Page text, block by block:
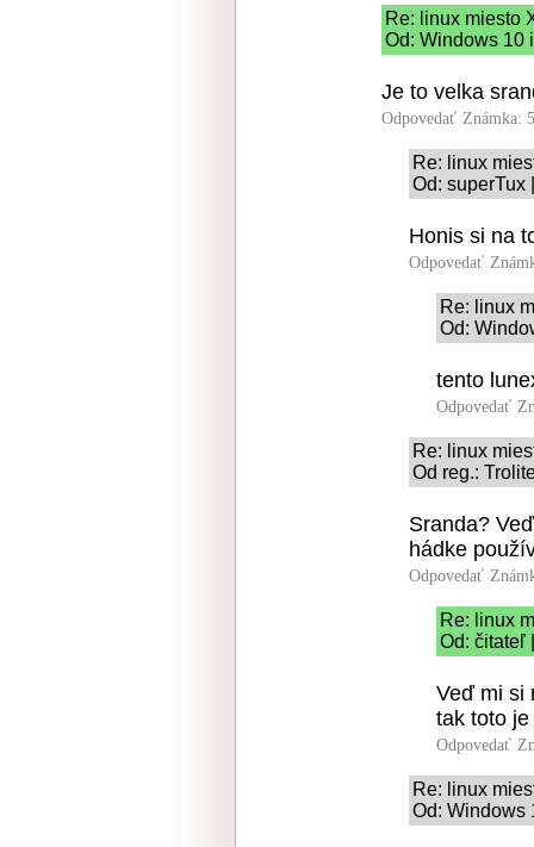
Re: linux miesto
Od: Windows 10
Je to velka
Odpovedať Známka:
Re: linux
Od: superTux
Honis si na
Odpovedať
Re: linux
Od:
tento
Odpovedať
Re: linux
Od reg.:
Sranda?
hádke
Odpovedať
Re: linux
Od: čitateľ
Veď mi si
tak toto
Odpovedať
Re: linux
Od: Windows